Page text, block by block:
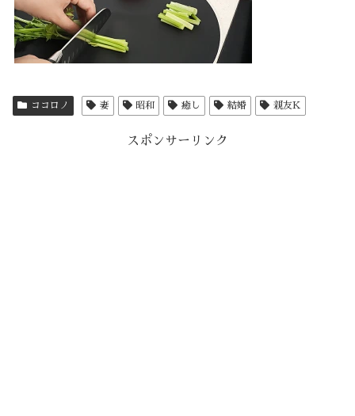
ココロノ 妻 昭和 癒し 結婚 親友K
スポンサーリンク